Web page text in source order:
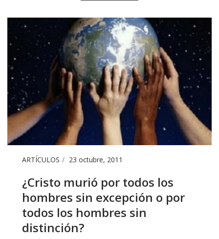
ARTÍCULOS 23 octubre, 2011
¿Cristo murió por todos los
hombres sin excepción o por
todos los hombres sin
distinción?